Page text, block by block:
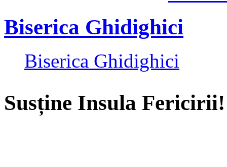
Biserica Ghidighici
Biserica Ghidighici
Susține Insula Fericirii!